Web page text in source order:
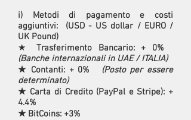
i) Metodi di pagamento e costi
aggiuntivi: (USD - US dollar / EURO /
UK Pound)
★ Trasferimento Bancario: + 0%
(Banche internazionali in UAE / ITALIA)
★ Contanti: + 0%
(Posto per essere
determinato)
★ Carta di Credito (PayPal e Stripe): +
4.4%
★ BitCoins: +3%